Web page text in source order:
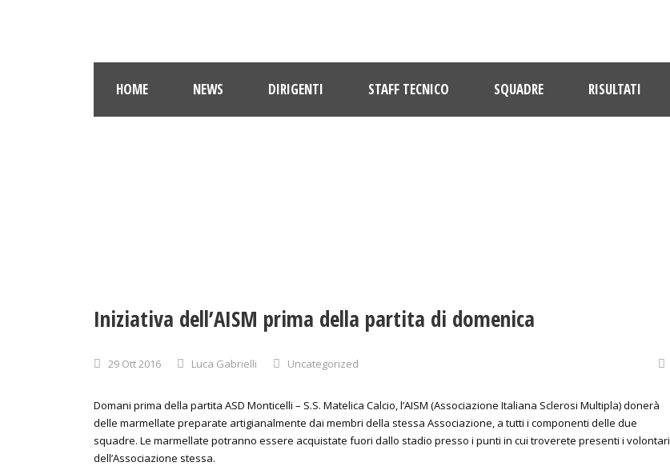
HOME NEWS DIRIGENTI STAFF TECNICO SQUADRE RISULTATI
Iniziativa dell’AISM prima della partita di domenica
29 Ott 2016 Luca Gabrielli Uncategorized
Domani prima della partita ASD Monticelli – S.S. Matelica Calcio, l’AISM (Associazione Italiana Sclerosi Multipla) donerà
delle marmellate preparate artigianalmente dai membri della stessa Associazione, a tutti i componenti delle due
squadre. Le marmellate potranno essere acquistate fuori dallo stadio presso i punti in cui troverete presenti i volontari
dell’Associazione stessa.